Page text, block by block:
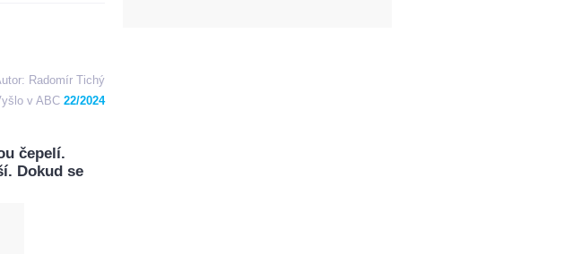
Radomír Tichý
v ABC 22/2024
čepelí.
Dokud se